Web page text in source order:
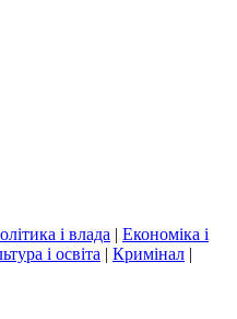
і влада | Економіка і
і освіта | Кримінал |